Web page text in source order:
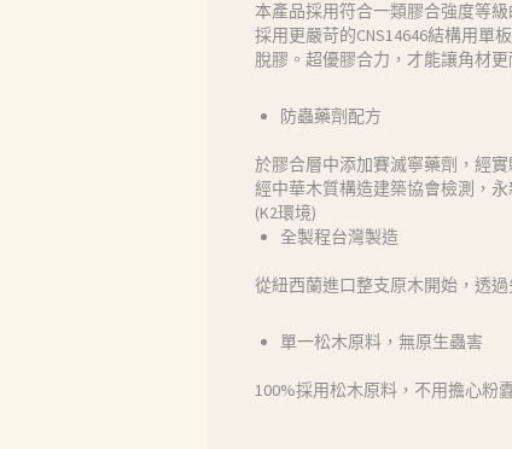
本產品採用符合一類膠合強度等
採用更嚴苛的CNS14646結構用單
脫膠。超優膠合力，才能讓角材更
防蟲藥劑配方
於膠合層中添加賽滅寧藥劑，經
經中華木質構造建築協會檢測，
(K2環境)
全製程台灣製造
從紐西蘭進口整支原木開始，透
單一松木原料，無原生蟲害
100%採用松木原料，不用擔心粉